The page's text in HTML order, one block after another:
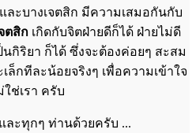
ละบางเจตสิก มีความเสมอกันกับ
ตสิก เกิดกับจิตฝ่ายดีก็ได้ ฝ่ายไม่ดี
นกิริยา ก็ได้ ซึ่งจะต้องค่อยๆ สะสม
ล็กทีละน้อยจริงๆ เพื่อความเข้าใจ
ช่เรา ครับ
ละทุกๆ ท่านด้วยครับ ...